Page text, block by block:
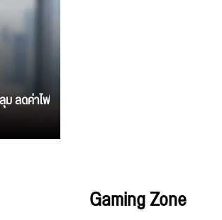
ลดค่าไฟ
Gaming Zone